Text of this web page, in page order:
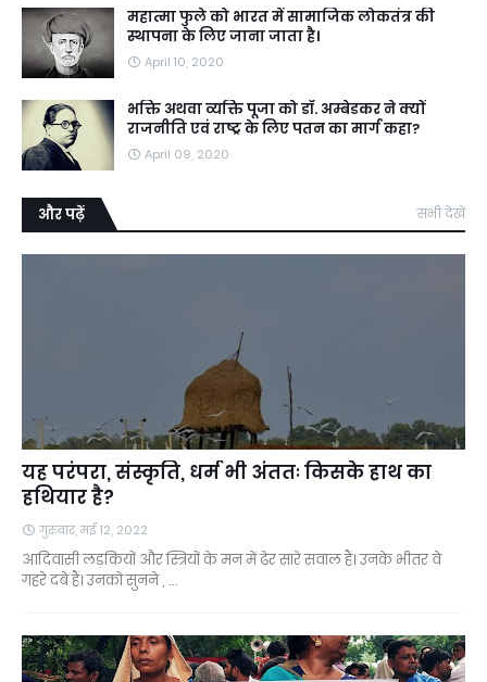
महात्मा फुले को भारत में सामाजिक लोकतंत्र की
स्थापना के लिए जाना जाता है।
April 10, 2020
भक्ति अथवा व्यक्ति पूजा को डॉ. अम्बेडकर ने क्यों
राजनीति एवं राष्ट्र के लिए पतन का मार्ग कहा?
April 09, 2020
और पढ़ें सभी देखें
यह परंपरा, संस्कृति, धर्म भी अंततः किसके हाथ का
हथियार है?
गुरुवार, मई 12, 2022
आदिवासी लड़कियों और स्त्रियों के मन में ढेर सारे सवाल हैं। उनके भीतर वे
गहरे दबे हैं। उनको सुनने , …